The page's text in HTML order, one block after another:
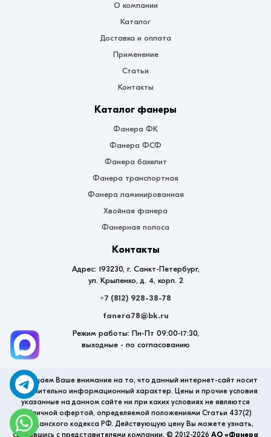
О компании
Каталог
Доставка и оплата
Применение
Статьи
Контакты
Каталог фанеры
Фанера ФК
Фанера ФСФ
Фанера бакелит
Фанера транспортная
Фанера ламинированная
Хвойная фанера
Фанерная полоса
Контакты
Адрес: 193230, г. Санкт-Петербург,
ул. Крыленко, д. 4, корп. 2
+7 (812) 928-38-78
fanera78@bk.ru
Режим работы: Пн-Пт 09:00-17:30,
выходные - по согласованию
Обращаем Ваше внимание на то, что данный интернет-сайт носит
исключительно информационный характер. Цены и прочие условия
указанные на данном сайте ни при каких условиях не являются
публичной офертой, определяемой положениями Статьи 437(2)
Гражданского кодекса РФ. Действующую цену Вы можете узнать,
связавшись с представителями компании. © 2012-2026 АО «Фанера